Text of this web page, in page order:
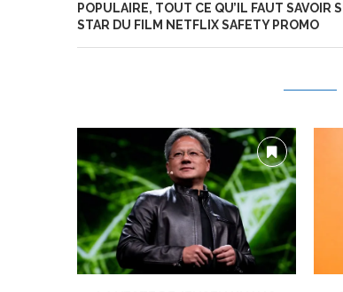
POPULAIRE, TOUT CE QU’IL FAUT SAVOIR
STAR DU FILM NETFLIX SAFETY PROMO